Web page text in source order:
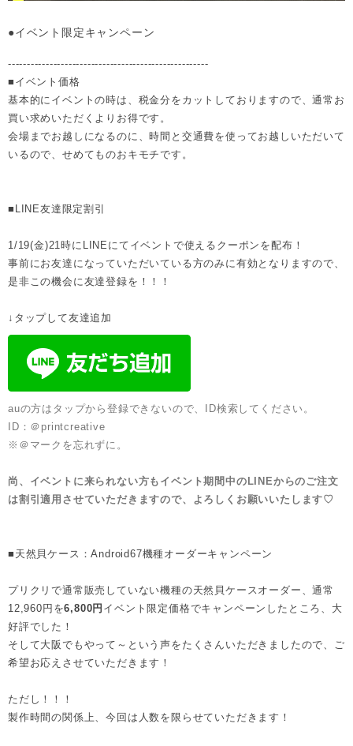
●イベント限定キャンペーン
-----------------------------------------------------
■イベント価格
基本的にイベントの時は、税金分をカットしておりますので、通常お
買い求めいただくよりお得です。
会場までお越しになるのに、時間と交通費を使ってお越しいただいて
いるので、せめてものおキモチです。
■LINE友達限定割引
1/19(金)21時にLINEにてイベントで使えるクーポンを配布！
事前にお友達になっていただいている方のみに有効となりますので、
是非この機会に友達登録を！！！
↓タップして友達追加
auの方はタップから登録できないので、ID検索してください。
ID：＠printcreative
※＠マークを忘れずに。
尚、イベントに来られない方もイベント期間中のLINEからのご注文
は割引適用させていただきますので、よろしくお願いいたします♡
■天然貝ケース：Android67機種オーダーキャンペーン
プリクリで通常販売していない機種の天然貝ケースオーダー、通常
12,960円を6,800円 イベント限定価格でキャンペーンしたところ、大
好評でした！
そして大阪でもやって～という声をたくさんいただきましたので、ご
希望お応えさせていただきます！
ただし！！！
製作時間の関係上、今回は人数を限らせていただきます！